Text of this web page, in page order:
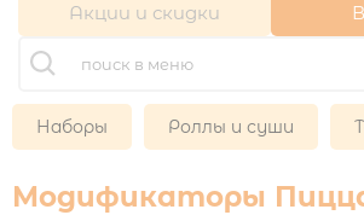
НАБОРЫ 
ХОЛОДНЫЕ НАБОРЫ
РОЛЛЫ И СУШИ 
СУШИ
ТОППИНГИ
Акции и скидки
Наборы Роллы и суши
Модификаторы